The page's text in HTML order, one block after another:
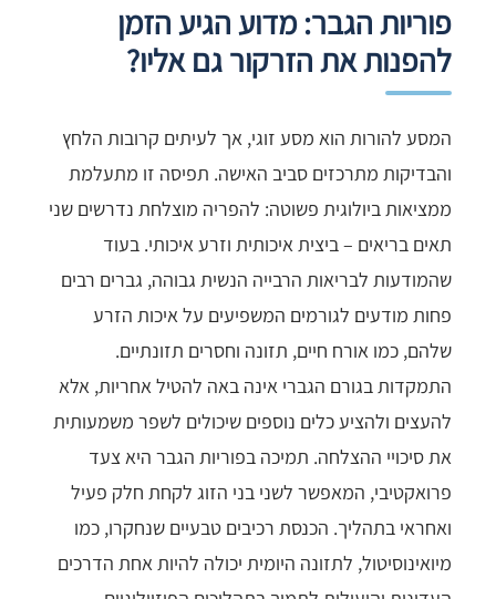
פוריות הגבר: מדוע הגיע הזמן
להפנות את הזרקור גם אליו?
המסע להורות הוא מסע זוגי, אך לעיתים קרובות הלחץ
והבדיקות מתרכזים סביב האישה. תפיסה זו מתעלמת
ממציאות ביולוגית פשוטה: להפריה מוצלחת נדרשים שני
תאים בריאים – ביצית איכותית וזרע איכותי. בעוד
שהמודעות לבריאות הרבייה הנשית גבוהה, גברים רבים
פחות מודעים לגורמים המשפיעים על איכות הזרע
שלהם, כמו אורח חיים, תזונה וחסרים תזונתיים.
התמקדות בגורם הגברי אינה באה להטיל אחריות, אלא
להעצים ולהציע כלים נוספים שיכולים לשפר משמעותית
את סיכויי ההצלחה. תמיכה בפוריות הגבר היא צעד
פרואקטיבי, המאפשר לשני בני הזוג לקחת חלק פעיל
ואחראי בתהליך. הכנסת רכיבים טבעיים שנחקרו, כמו
מיואינוסיטול, לתזונה היומית יכולה להיות אחת הדרכים